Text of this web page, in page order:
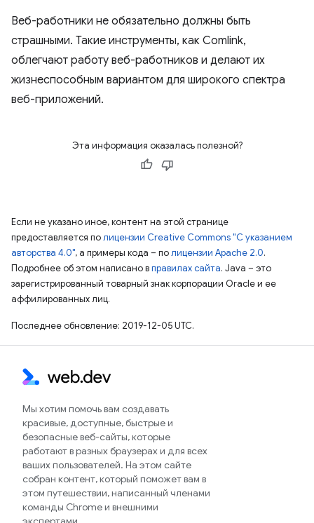
Веб-работники не обязательно должны быть
страшными. Такие инструменты, как Comlink,
облегчают работу веб-работников и делают их
жизнеспособным вариантом для широкого спектра
веб-приложений.
Эта информация оказалась полезной?
Если не указано иное, контент на этой странице
предоставляется полицензии Creative Commons "С указанием
авторства 4.0", а примеры кода – полицензии Apache 2.0.
Подробнее об этом написано вправилах сайта. Java – это
зарегистрированный товарный знак корпорации Oracle и ее
аффилированных лиц.
Последнее обновление: 2019-12-05 UTC.
Мы хотим помочь вам создавать
красивые, доступные, быстрые и
безопасные веб-сайты, которые
работают в разных браузерах и для всех
ваших пользователей. На этом сайте
собран контент, который поможет вам в
этом путешествии, написанный членами
команды Chrome и внешними